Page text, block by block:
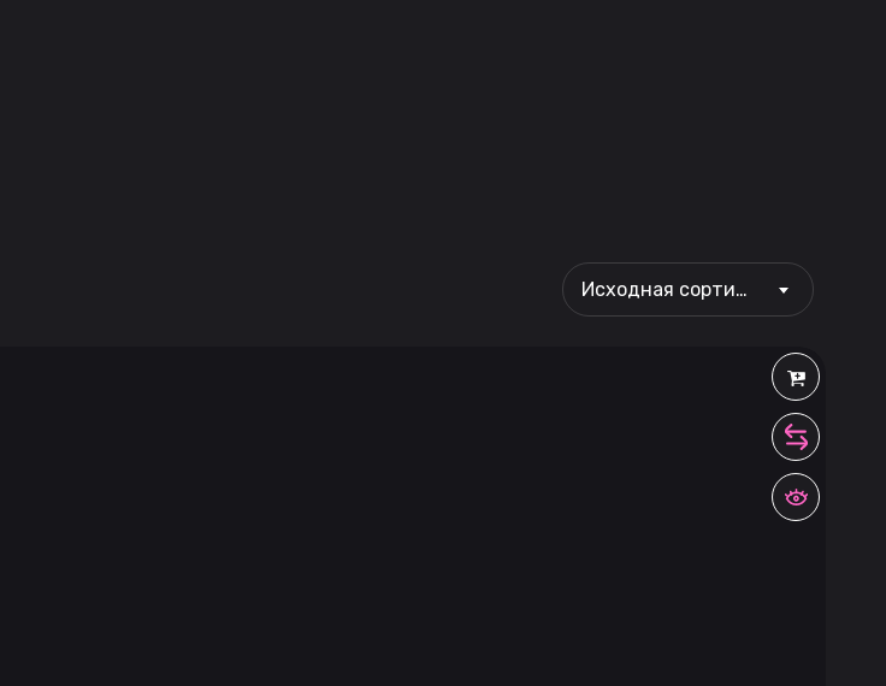
Исходная сортировка